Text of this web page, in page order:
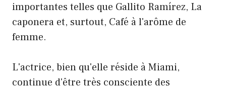
importantes telles que Gallito Ramírez, La
caponera et, surtout, Café à l'arôme de
femme.
L'actrice, bien qu'elle réside à Miami,
continue d'être très consciente des